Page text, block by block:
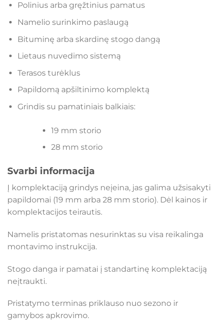
Polinius arba gręžtinius pamatus
Namelio surinkimo paslaugą
Bituminę arba skardinę stogo dangą
Lietaus nuvedimo sistemą
Terasos turėklus
Papildomą apšiltinimo komplektą
Grindis su pamatiniais balkiais:
19 mm storio
28 mm storio
Svarbi informacija
Į komplektaciją grindys neįeina, jas galima užsisakyti
papildomai (19 mm arba 28 mm storio). Dėl kainos ir
komplektacijos teirautis.
Namelis pristatomas nesurinktas su visa reikalinga
montavimo instrukcija.
Stogo danga ir pamatai į standartinę komplektaciją
neįtraukti.
Pristatymo terminas priklauso nuo sezono ir
gamybos apkrovimo.